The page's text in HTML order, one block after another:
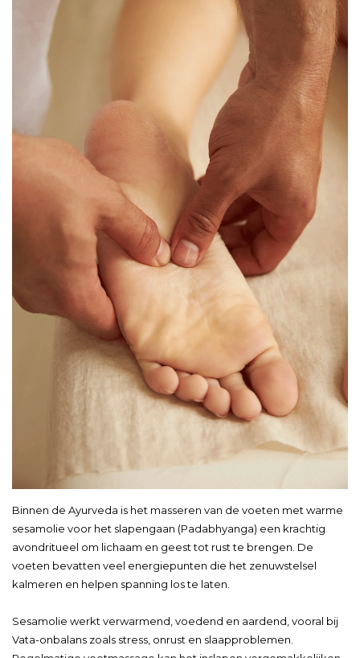
Binnen de Ayurveda is het masseren van de voeten met warme
sesamolie voor het slapengaan (Padabhyanga) een krachtig
avondritueel om lichaam en geest tot rust te brengen. De
voeten bevatten veel energiepunten die het zenuwstelsel
kalmeren en helpen spanning los te laten.
Sesamolie werkt verwarmend, voedend en aardend, vooral bij
Vata-onbalans zoals stress, onrust en slaapproblemen.